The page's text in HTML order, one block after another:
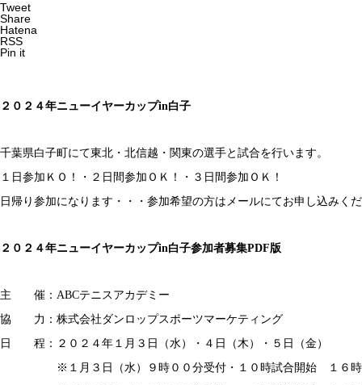
Tweet
Share
Hatena
RSS
Pin it
２０２４年ニューイヤーカップin白子
千葉県白子町にて東北・北信越・関東の選手と試合を行います。
１日参加ＫＯ！・２日間参加ＯＫ！・３日間参加ＯＫ！
日帰り参加になります・・・参加希望の方はメールにてお申し込みく
２０２４年ニューイヤーカップin白子参加者募集PDF版
主 催：ABCテニスアカデミー
協 力：株式会社ダンロップスポーツマーケティング
日 程：２０２４年１月３日（水）・４日（木）・５日（金）
※１月３日（水）９時００分受付・１０時試合開始 １６時